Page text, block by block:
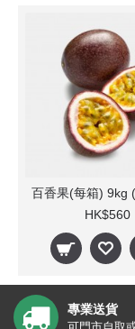
HK$560
專業送貨